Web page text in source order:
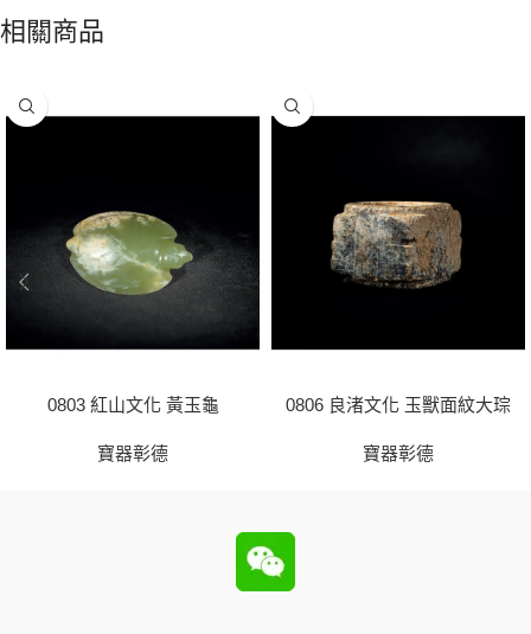
相關商品
0803 紅山文化 黃玉龜
寶器彰德
0806 良渚文化 玉獸面紋大琮
寶器彰德